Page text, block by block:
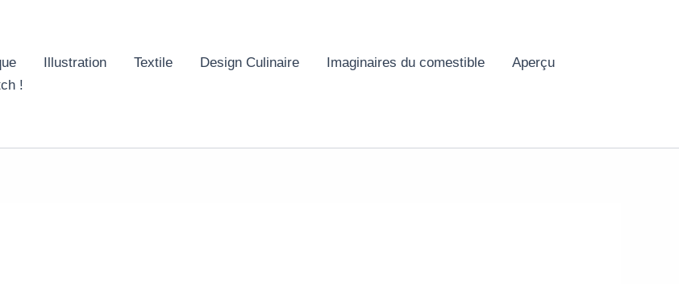
Illustration Textile Design Culinaire Imaginaires du comestible
Aperçu
!